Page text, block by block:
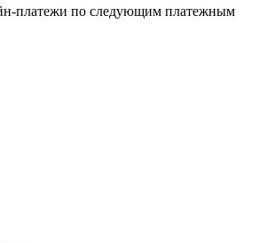
платежи по cледующим платежным